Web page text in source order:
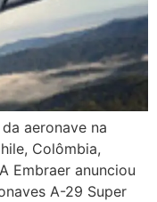
aeronave na
Colômbia,
Embraer anunciou
A-29 Super